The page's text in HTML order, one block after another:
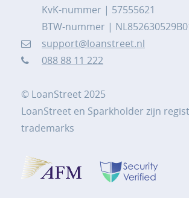
KvK-nummer | 57555621
BTW-nummer |
support@loanstreet.nl
088 88 11 222
© LoanStreet 2025
LoanStreet en Sparkholder zijn
trademarks